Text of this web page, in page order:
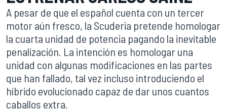
A pesar de que el español cuenta con un tercer
motor aún fresco, la Scuderia pretende homologar
la cuarta unidad de potencia pagando la inevitable
penalización. La intención es homologar una
unidad con algunas modificaciones en las partes
que han fallado, tal vez incluso introduciendo el
híbrido evolucionado capaz de dar unos cuantos
caballos extra.